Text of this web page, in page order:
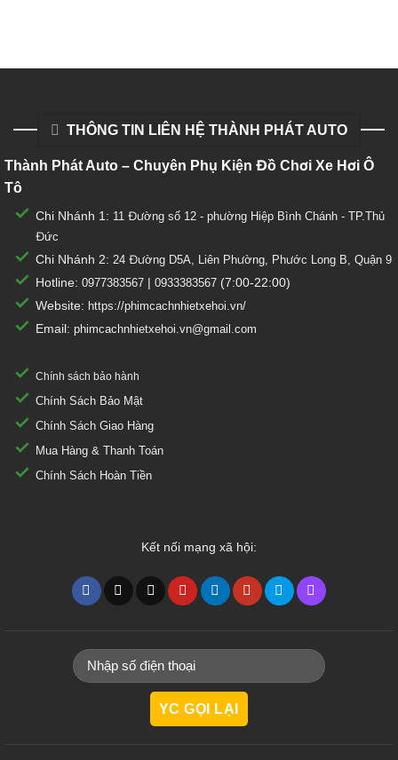
THÔNG TIN LIÊN HỆ THÀNH PHÁT AUTO
Thành Phát Auto – Chuyên Phụ Kiện Đồ Chơi Xe Hơi Ô
Tô
Chi Nhánh 1: 11 Đường số 12 - phường Hiệp Bình Chánh - TP.Thủ
Đức
Chi Nhánh 2: 24 Đường D5A, Liên Phường, Phước Long B, Quận 9
Hotline: 0977383567 | 0933383567 (7:00-22:00)
Website: https://phimcachnhietxehoi.vn/
Email: phimcachnhietxehoi.vn@gmail.com
Chính sách bảo hành
Chính Sách Bảo Mật
Chính Sách Giao Hàng
Mua Hàng & Thanh Toán
Chính Sách Hoàn Tiền
Kết nối mạng xã hội: